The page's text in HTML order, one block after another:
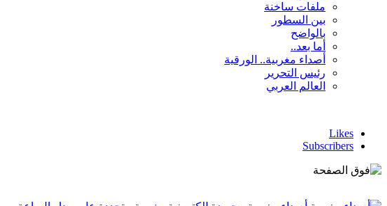
ملفات ساخنة
بين السطور
بالواضح
أما بعد..
أصداء مغربية.. الورقية
رئيس التحرير
العالم العربي
Likes
Subscribers